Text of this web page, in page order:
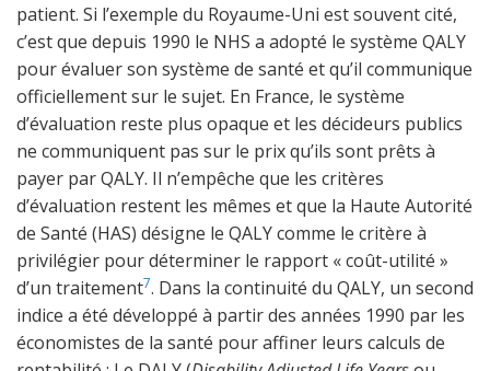
patient. Si l’exemple du Royaume-Uni est souvent cité,
c’est que depuis 1990 le NHS a adopté le système QALY
pour évaluer son système de santé et qu’il communique
officiellement sur le sujet. En France, le système
d’évaluation reste plus opaque et les décideurs publics
ne communiquent pas sur le prix qu’ils sont prêts à
payer par QALY. Il n’empêche que les critères
d’évaluation restent les mêmes et que la Haute Autorité
de Santé (HAS) désigne le QALY comme le critère à
privilégier pour déterminer le rapport « coût-utilité »
d’un traitement7. Dans la continuité du QALY, un second
indice a été développé à partir des années 1990 par les
économistes de la santé pour affiner leurs calculs de